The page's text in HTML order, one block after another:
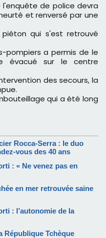
et renversé par une
qui s'est retrouvé
pompiers a permis de le
évacué sur le centre
des secours, la
qui a été long
Rocca-Serra : le duo
vous des 40 ans
: « Ne venez pas en
en mer retrouvée saine
: l’autonomie de la
République Tchèque